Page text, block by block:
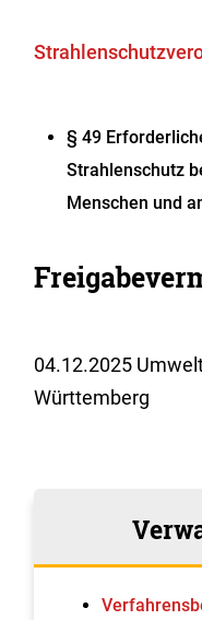
§ 49
Strahlenschutz
Menschen und
04.12.2025
Württemberg